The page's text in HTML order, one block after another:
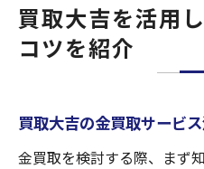
買取大吉を活用
コツを紹介
買取大吉の金買取サービ
金買取を検討する際、まず